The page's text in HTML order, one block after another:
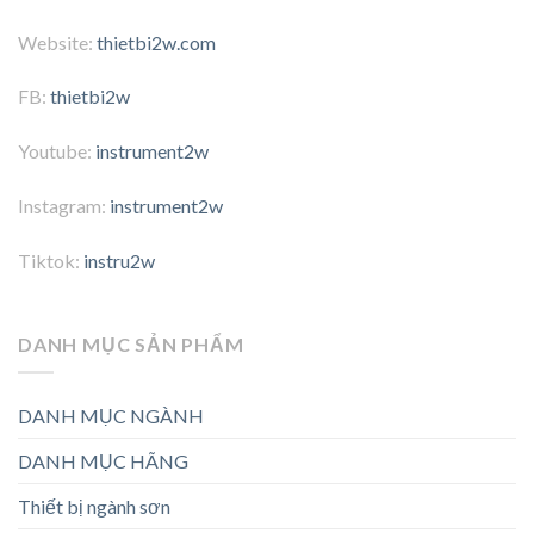
Website: thietbi2w.com
FB: thietbi2w
Youtube: instrument2w
Instagram: instrument2w
Tiktok: instru2w
DANH MỤC SẢN PHẨM
DANH MỤC NGÀNH
DANH MỤC HÃNG
Thiết bị ngành sơn